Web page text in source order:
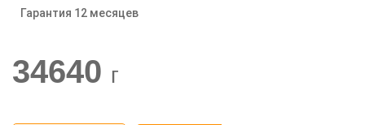
-20%
Гарантия 12 месяцев
34640 г